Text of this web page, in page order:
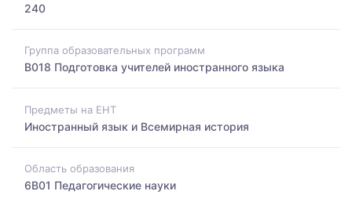
240
Группа образовательных программ
B018 Подготовка учителей иностранного языка
Предметы на ЕНТ
Иностранный язык и Всемирная история
Область образования
6B01 Педагогические науки